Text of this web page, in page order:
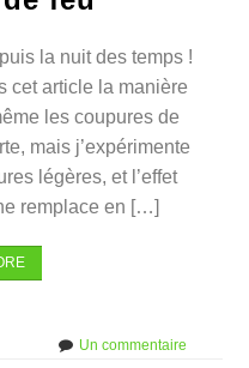
même
la nuit des temps !
cet article la manière
les coupures de
mais j’expérimente
légères, et l’effet
remplace en […]
Un commentairesur